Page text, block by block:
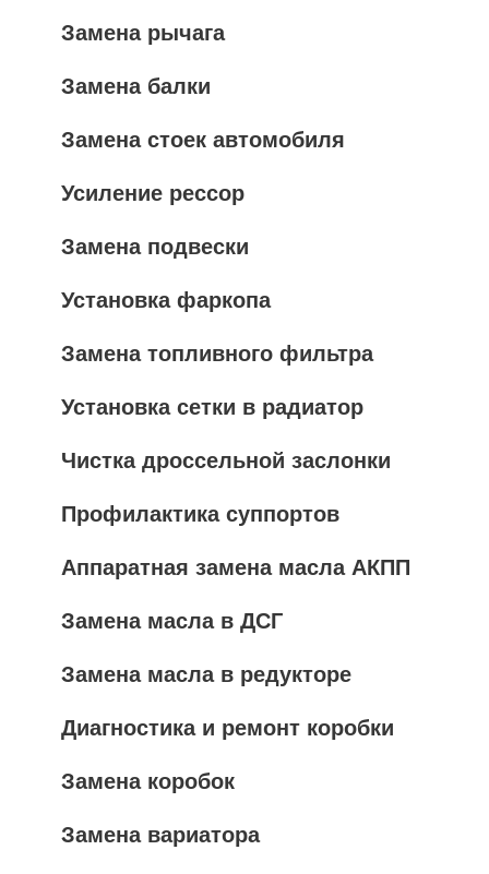
Замена рычага
Замена балки
Замена стоек автомобиля
Усиление рессор
Замена подвески
Установка фаркопа
Замена топливного фильтра
Установка сетки в радиатор
Чистка дроссельной заслонки
Профилактика суппортов
Аппаратная замена масла АКПП
Замена масла в ДСГ
Замена масла в редукторе
Диагностика и ремонт коробки
Замена коробок
Замена вариатора